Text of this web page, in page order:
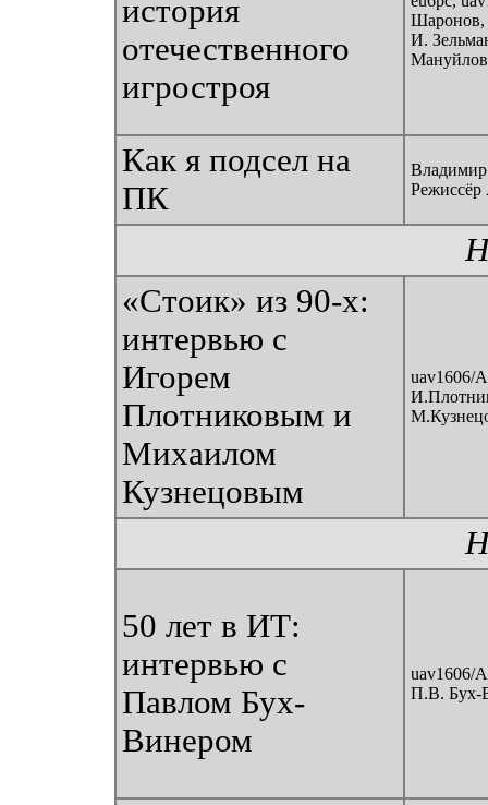
история
отечественного
игростроя
Шаронов,
И.
Как я подсел на
ПК
Владимир
Режиссёр
«Стоик» из 90-х:
интервью с
Игорем
Плотниковым и
Михаилом
Кузнецовым
uav1606/
50 лет в ИТ:
интервью с
Павлом Бух-
Винером
uav1606/
П.В. Бух-